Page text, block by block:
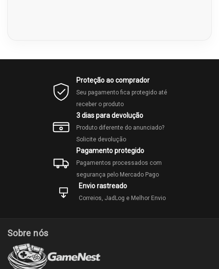
Proteção ao comprador
Seu pagamento fica protegido até
receber o produto
3 dias para devolução
Produto diferente do anunciado?
Solicite devolução
Pagamento protegido
Pagamentos processados com
segurança pelo Mercado Pago
Envio rastreado
Correios, JadLog e Melhor Envio
Sobre nós